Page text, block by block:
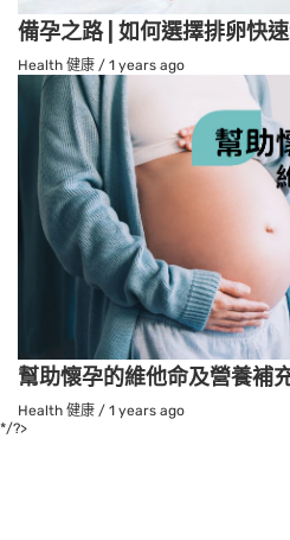
備孕之路 | 如何選擇排卵快
Health 健康 / 1 years ago
幫助懷孕的維他命及營養補
Health 健康 / 1 years ago
*/?>